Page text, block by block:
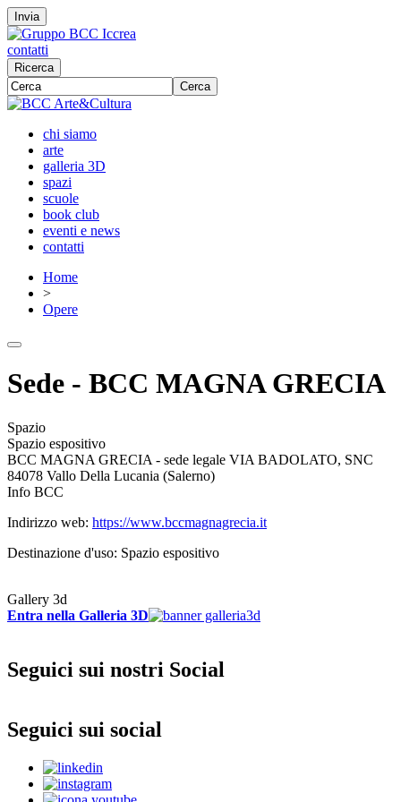
Invia
contatti
Ricerca
Cerca
chi siamo
arte
galleria 3D
spazi
scuole
book club
eventi e news
contatti
Home
>
Opere
Sede - BCC MAGNA GRECIA
Spazio
Spazio espositivo
BCC MAGNA GRECIA - sede legale VIA BADOLATO, SNC
84078 Vallo Della Lucania (Salerno)
Info BCC
Indirizzo web: https://www.bccmagnagrecia.it
Destinazione d'uso: Spazio espositivo
Gallery 3d
Entra nella Galleria 3D
Seguici sui nostri Social
Seguici sui social